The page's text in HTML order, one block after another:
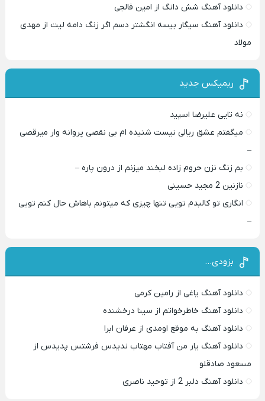
دانلود آهنگ شش دانگ از امین فالجی
دانلود آهنگ سیگار بیسه انگشتر دسم اگر زنگ دامه لیت از مهدی
مولاد
ریمیکس جدید
نه تایی علیرضا اسپید
میگفتم عشق ریالی نیست شنیده ام بی نقصی پروانه وار میرقصی
–
بم زنگ نزن حروم زاده لبخند میزنم از درون پاره –
نازنین 2 مجید حسینی
انگاری تو کالبدم تویی تنها چیزی که میتونم باهاش حال کنم تویی
–
بزودی…
دانلود آهنگ یاغی از رامین کرمی
دانلود آهنگ خاطرخواتم از سینا درخشنده
دانلود آهنگ به موقع اومدی از عرفان ابرا
دانلود آهنگ یار من آفتاب مهتاب ندیدس فرشتس پدیدس از
مسعود صادقلو
دانلود آهنگ دلبر 2 از توحید ناصری